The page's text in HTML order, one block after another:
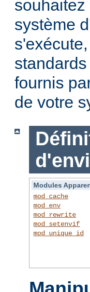
système
fournis
de votre
Modules
mod_cache
mod_env
mod_rewrite
mod_setenvif
mod_unique_id